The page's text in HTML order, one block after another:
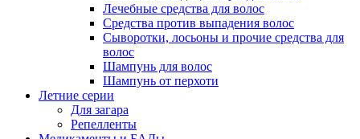
Лечебные средства для волос
Средства против выпадения волос
Сыворотки, лосьоны и прочие средства для
волос
Шампунь для волос
Шампунь от перхоти
Летние серии
Для загара
Репелленты